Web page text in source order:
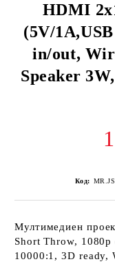
HDMI
(5V/
in/out,
Speaker
Код:
Мултимедиен
Short Throw,
10000:1, 3D ready,